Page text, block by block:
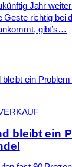
Jahr
Geste richtig bei
gibt’s…
bleibt ein